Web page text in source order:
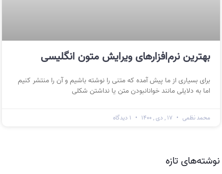
بهترین نرم‌افزارهای ویرایش متون انگلیسی
برای بسیاری از ما پیش آمده که متنی را نوشته باشیم و آن را منتشر کنیم
اما به دلایلی مانند خوانانبودن متن یا نداشتن شکلی
محمد نظمی
نوشته‌های تازه